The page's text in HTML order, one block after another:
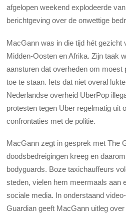
afgelopen weekend explodeerde
berichtgeving over de onwettige
MacGann was in die tijd hét gezicht
Midden-Oosten en Afrika. Zijn taak
aansturen dat overheden om moest
toe te staan. Iets dat niet overal
Nederlandse overheid UberPop
protesten tegen Uber regelmatig uit
confrontaties met de politie.
MacGann zegt in gesprek met The
doodsbedreigingen kreeg en
bodyguards. Boze taxichauffeurs
steden, vielen hem meermaals aan
sociale media. In onderstaand
Guardian geeft MacGann uitleg